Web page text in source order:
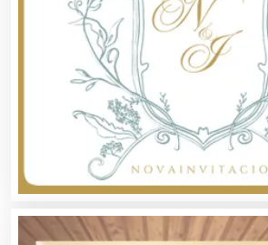
Asociaciones Empresariales
Audio, Sonido e Iluminación
Audios para Eventos